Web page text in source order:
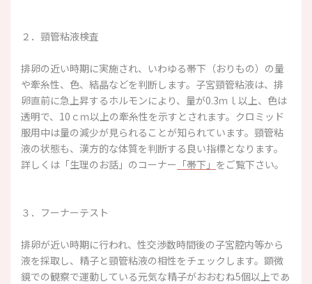
２．頸管粘液検査
排卵の近い時期に実施され、いわゆる帯下（おりもの）の量
や牽糸性、色、結晶などを判断します。子宮頸管粘液は、排
卵直前に急上昇するホルモンにより、量が0.3ｍｌ以上、色は
透明で、10ｃｍ以上の牽糸性を示すとされます。クロミッド
服用中は量の減少が見られることが知られています。頸管粘
液の状態も、漢方的な体質を判断する良い指標となります。
詳しくは「生理のお話」のコーナー 「帯下」 をご覧下さい。
３．フーナーテスト
排卵が近い時期に行われ、性交渉数時間後の子宮腔内等から
液を採取し、精子と頸管粘液の相性をチェックします。顕微
鏡での観察で運動している元気な精子がおおむね5個以上であ